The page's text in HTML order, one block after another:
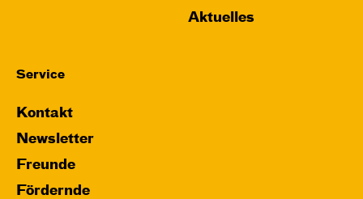
Aktuelles
Service
Kontakt
Newsletter
Freunde
Fördernde